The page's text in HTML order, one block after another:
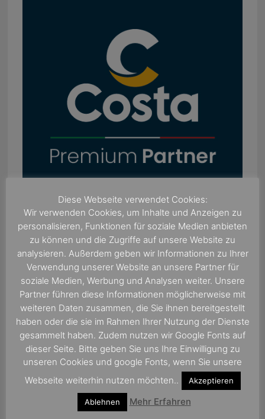
Diese Webseite verwendet Cookies:
Wir verwenden Cookies, um Inhalte und Anzeigen zu
personalisieren, Funktionen für soziale Medien anbieten
zu können und die Zugriffe auf unsere Website zu
analysieren. Außerdem geben wir Informationen zu Ihrer
Verwendung unserer Website an unsere Partner für
soziale Medien, Werbung und Analysen weiter. Unsere
Partner führen diese Informationen möglicherweise mit
weiteren Daten zusammen, die Sie ihnen bereitgestellt
haben oder die sie im Rahmen Ihrer Nutzung der Dienste
gesammelt haben. Zudem nutzen wir Google Fonts auf
dieser Seite. Bitte geben Sie uns Ihre Einwilligung zu
unseren Cookies und google Fonts, wenn Sie unsere
Webseite weiterhin nutzen möchten..
Akzeptieren
Ablehnen Mehr Erfahren